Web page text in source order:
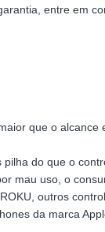
entre em
que o
do que o
mau uso, o
outros
da marca